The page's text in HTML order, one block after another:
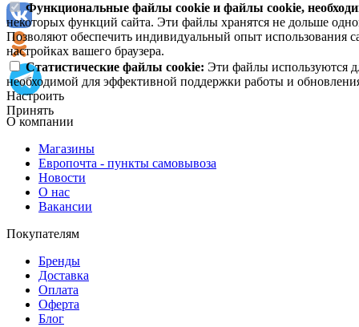
Функциональные файлы cookie и файлы cookie,
некоторых функций сайта. Эти файлы хранятся не дольше
Позволяют обеспечить индивидуальный опыт использования
настройках вашего браузера.
Статистические файлы cookie: Эти файлы используются
необходимой для эффективной поддержки работы и
Настроить
Принять
О компании
Магазины
Европочта - пункты самовывоза
Новости
О нас
Вакансии
Покупателям
Бренды
Доставка
Оплата
Оферта
Блог